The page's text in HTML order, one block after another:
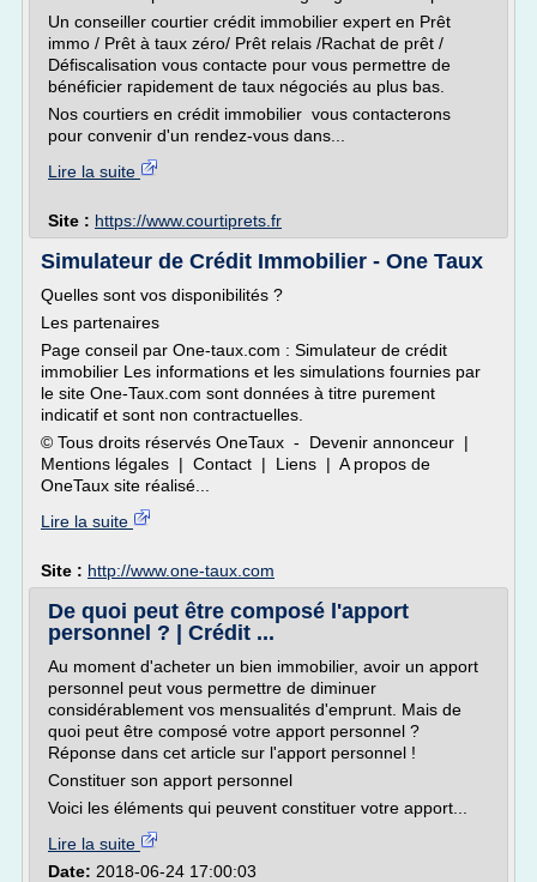
Un conseiller courtier crédit immobilier expert en Prêt
immo / Prêt à taux zéro/ Prêt relais /Rachat de prêt /
Défiscalisation vous contacte pour vous permettre de
bénéficier rapidement de taux négociés au plus bas.
Nos courtiers en crédit immobilier vous contacterons
pour convenir d'un rendez-vous dans...
Lire la suite
Site : https://www.courtiprets.fr
Simulateur de Crédit Immobilier - One Taux
Quelles sont vos disponibilités ?
Les partenaires
Page conseil par One-taux.com : Simulateur de crédit
immobilier Les informations et les simulations fournies par
le site One-Taux.com sont données à titre purement
indicatif et sont non contractuelles.
© Tous droits réservés OneTaux - Devenir annonceur |
Mentions légales | Contact | Liens | A propos de
OneTaux site réalisé...
Lire la suite
Site : http://www.one-taux.com
De quoi peut être composé l'apport
personnel ? | Crédit ...
Au moment d'acheter un bien immobilier, avoir un apport
personnel peut vous permettre de diminuer
considérablement vos mensualités d'emprunt. Mais de
quoi peut être composé votre apport personnel ?
Réponse dans cet article sur l'apport personnel !
Constituer son apport personnel
Voici les éléments qui peuvent constituer votre apport...
Lire la suite
Date: 2018-06-24 17:00:03